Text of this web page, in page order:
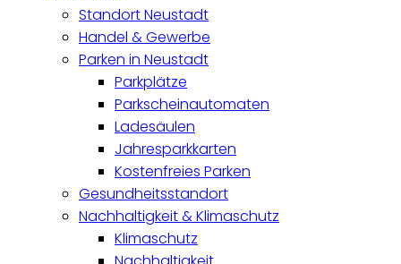
Standort Neustadt
Handel & Gewerbe
Parken in Neustadt
Parkplätze
Parkscheinautomaten
Ladesäulen
Jahresparkkarten
Kostenfreies Parken
Gesundheitsstandort
Nachhaltigkeit & Klimaschutz
Klimaschutz